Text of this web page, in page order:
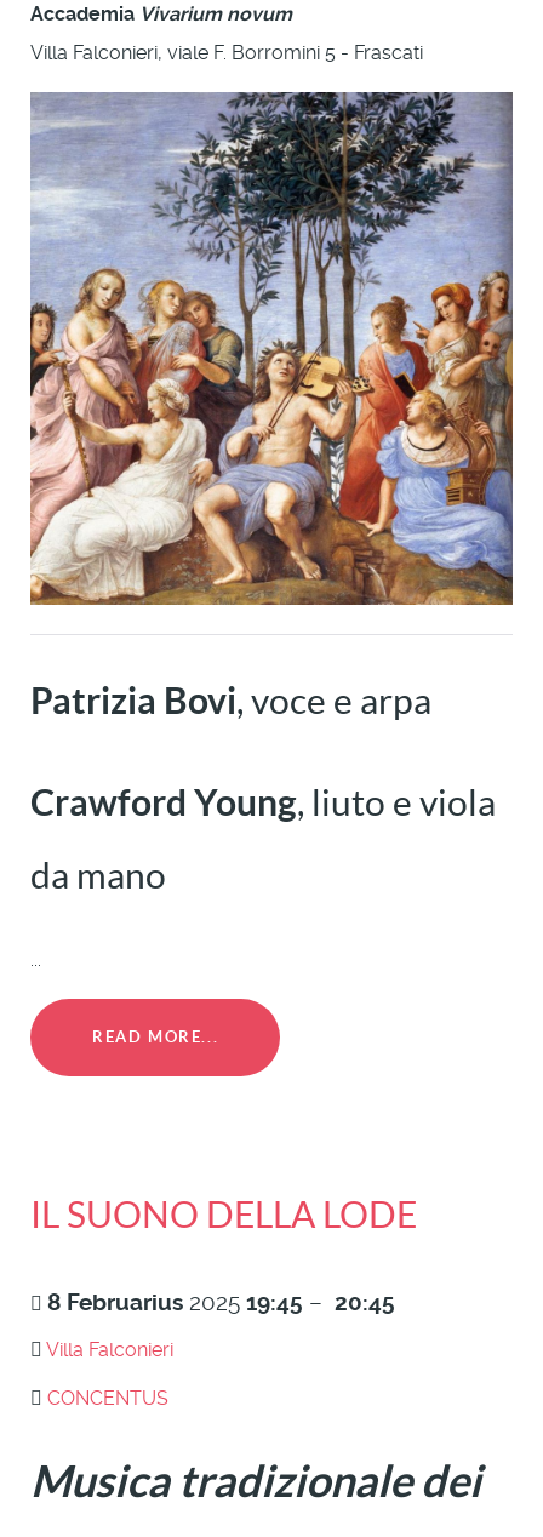
Accademia Vivarium novum
Villa Falconieri, viale F. Borromini 5 - Frascati
Patrizia Bovi, voce e arpa
Crawford Young, liuto e viola
da mano
...
READ MORE...
IL SUONO DELLA LODE
8 Februarius 2025 19:45 – 20:45
Villa Falconieri
CONCENTUS
Musica tradizionale dei